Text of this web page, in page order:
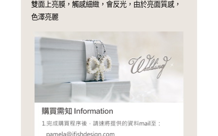
雙面上亮膜，觸感細緻，會反光，由於亮面質感，
色澤亮麗